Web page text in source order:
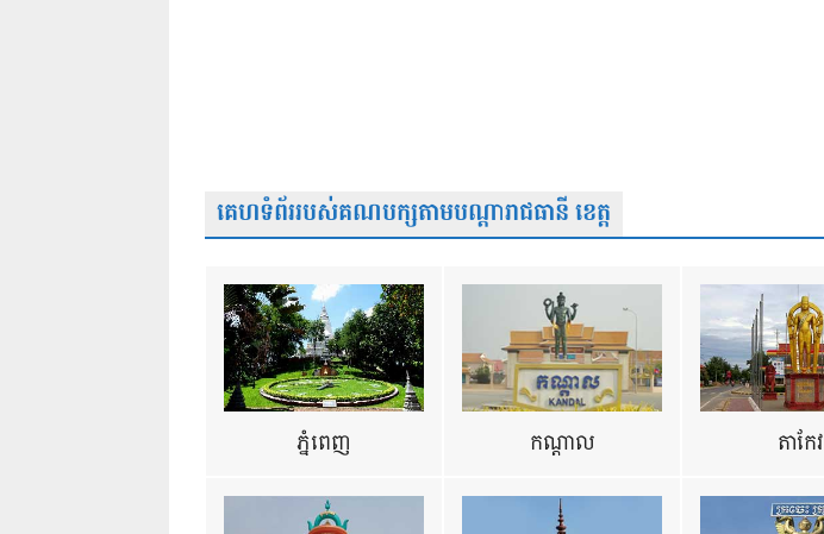
គេហទំព័ររបស់គណបក្សតាមបណ្តារាជធានី ខេត្ត
ភ្នំពេញ កណ្តាល តាកែវ